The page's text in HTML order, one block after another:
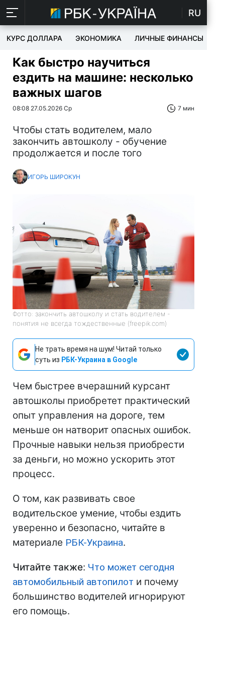
RU
КУРС ДОЛЛАРА ЭКОНОМИКА ЛИЧНЫЕ ФИНАНСЫ
Как быстро научиться
ездить на машине: несколько
важных шагов
08:08 27.05.2026 Ср 7 мин
Чтобы стать водителем, мало
закончить автошколу - обучение
продолжается и после того
ИГОРЬ ШИРОКУН
Фотто: закончить автошколу и стать водителем -
понятия не всегда тождественные (freepik.com)
Не трать время на шум! Читай только
суть из РБК-Украина в Google
Чем быстрее вчерашний курсант
автошколы приобретет практический
опыт управления на дороге, тем
меньше он натворит опасных ошибок.
Прочные навыки нельзя приобрести
за деньги, но можно ускорить этот
процесс.
О том, как развивать свое
водительское умение, чтобы ездить
уверенно и безопасно, читайте в
материале РБК-Украина.
Читайте также: Что может сегодня
автомобильный автопилот и почему
большинство водителей игнорируют
его помощь.